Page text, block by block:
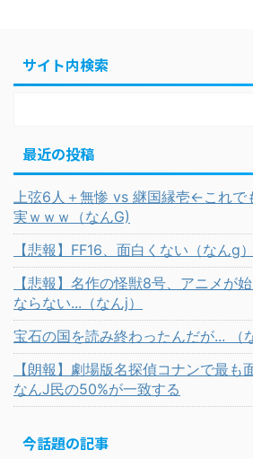
サイト内検索
最近の投稿
上弦6人＋無惨 vs 継国縁壱←これで
実ｗｗｗ（なんG)
【悲報】FF16、面白くない（なんg）
【悲報】名作の怪獣8号、アニメが
ならない...（なんj）
宝石の国を読み終わったんだが... （
【朗報】劇場版名探偵コナンで最も
なんJ民の50%が一致する
今話題の記事